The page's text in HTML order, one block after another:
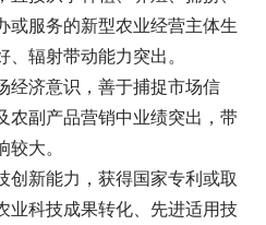
或服务的新型农业经营主体生
辐射带动能力突出。
经济意识，善于捕捉市场信
农副产品营销中业绩突出，带
大。
创新能力，获得国家专利或取
业科技成果转化、先进适用技